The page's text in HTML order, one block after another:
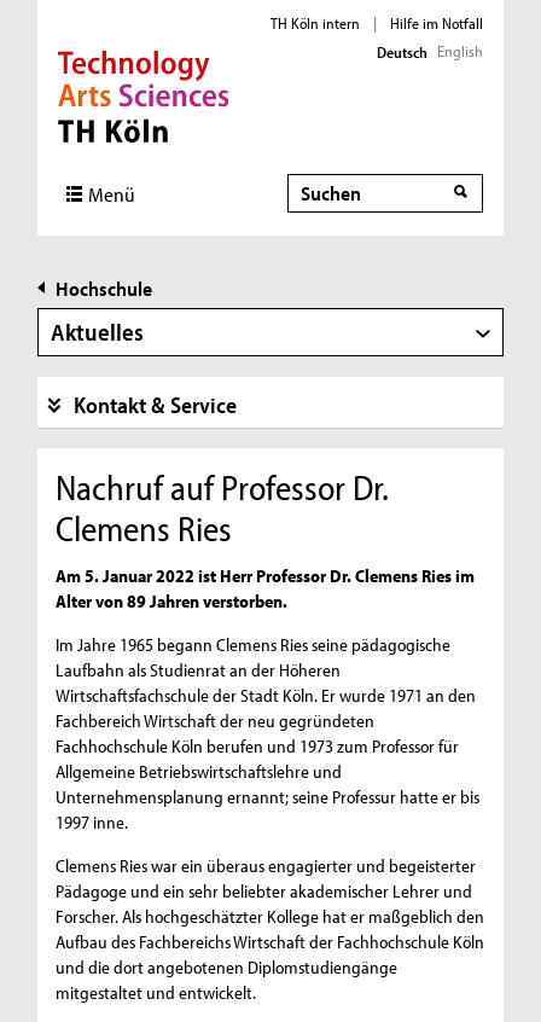
Direkt zur Hauptnavigation
Direkt zur Subnavigation
Direkt zum Inhalt
Direkt zum Fußbereich
TH Köln intern |
Hilfe im Notfall
Deutsch English
Menü Suche
Hochschule
Aktuelles
Kontakt & Service
Nachruf auf Professor Dr.
Clemens Ries
Am 5. Januar 2022 ist Herr Professor Dr. Clemens Ries im
Alter von 89 Jahren verstorben.
Im Jahre 1965 begann Clemens Ries seine pädagogische
Laufbahn als Studienrat an der Höheren
Wirtschaftsfachschule der Stadt Köln. Er wurde 1971 an den
Fachbereich Wirtschaft der neu gegründeten
Fachhochschule Köln berufen und 1973 zum Professor für
Allgemeine Betriebswirtschaftslehre und
Unternehmensplanung ernannt; seine Professur hatte er bis
1997 inne.
Clemens Ries war ein überaus engagierter und begeisterter
Pädagoge und ein sehr beliebter akademischer Lehrer und
Forscher. Als hochgeschätzter Kollege hat er maßgeblich den
Aufbau des Fachbereichs Wirtschaft der Fachhochschule Köln
und die dort angebotenen Diplomstudiengänge
mitgestaltet und entwickelt.